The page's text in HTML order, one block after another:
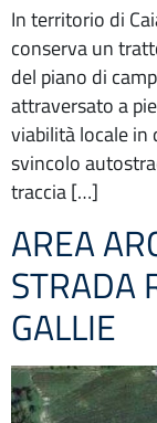
In territorio di
conserva un
del piano di
attraversato a
viabilità locale in
svincolo
traccia […]
AREA
STRADA
GALLIE